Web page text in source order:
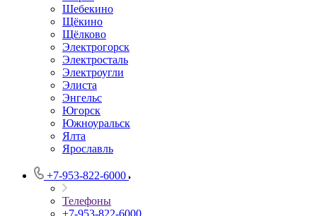
Шебекино
Щёкино
Щёлково
Электрогорск
Электросталь
Электроугли
Элиста
Энгельс
Югорск
Южноуральск
Ялта
Ярославль
+7-953-822-6000
Телефоны
+7-953-822-6000